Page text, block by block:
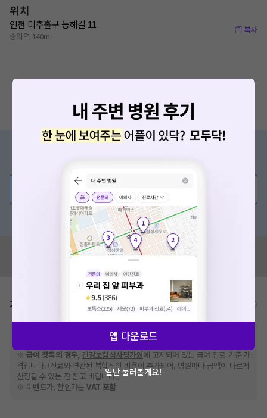
위치
인천 미추홀구 능해길 11
숭의역 140m
복사
💬 무엇이든 물어보세요
혹은, 의료상담 서비스에 다양한 게시글 보러가기
혹시 잘못된 병원정보가 있나요?
가격표 비급여/급여 진료란?
추가비용 등으로 실제 가격과 상이할 수 있으니, 정확
한 가격은 해당 의료기관에 직접 문의해주세요.
※ 급여 항목의 경우, 건강보험심사평가원에 고지되어 있는 급여 진료 기준 가
격입니다. (진료와 연관된 복합적인 비용이 추가되어, 병원마다 금액이 다르게
산정될 수 있는 점 참고 바랍니다.)
※ 이벤트가, 할인가는VAT 포함
요청하신 작업을 처리하지 못했습니다.
네트워크 또는 서버의 일시적인 오류로, 잠시 후 다시 시도해주
세요. 지속적으로 문제가 발생할 경우 모두닥 채널톡으로 문의
앱 다운로드
일단 둘러볼게요!